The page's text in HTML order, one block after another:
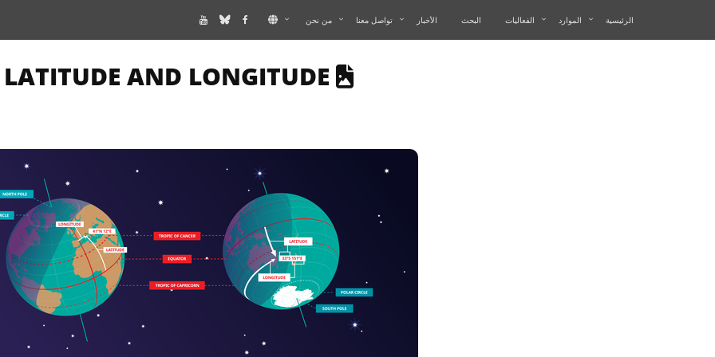
الرئيسية الموارد الفعاليات البحث الأخبار تواصل معنا من نحن
PAGE DESCRIBES AN IMAGE